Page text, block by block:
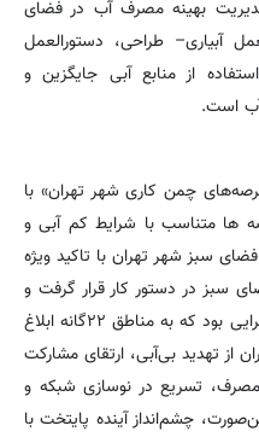
بهینه مصرف آب در فضای
آبیاری– طراحی، دستورالعمل
از منابع آبی جایگزین و
است.
چمن کاری شهر تهران» با
ها متناسب با شرایط کم آبی و
سبز شهر تهران با تاکید ویژه
سبز در دستور کار قرار گرفت و
خروجی این پروژه تهیه دستورالعمل اجرایی بود که به مناطق ۲۲گانه ابلاغ
از تهدید بی‌آبی، ارتقای مشارکت
تسریع در نوسازی شبکه و
چشم‌انداز آینده پایتخت با